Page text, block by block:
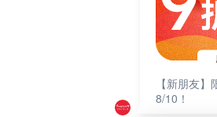
【新朋友
8/10！